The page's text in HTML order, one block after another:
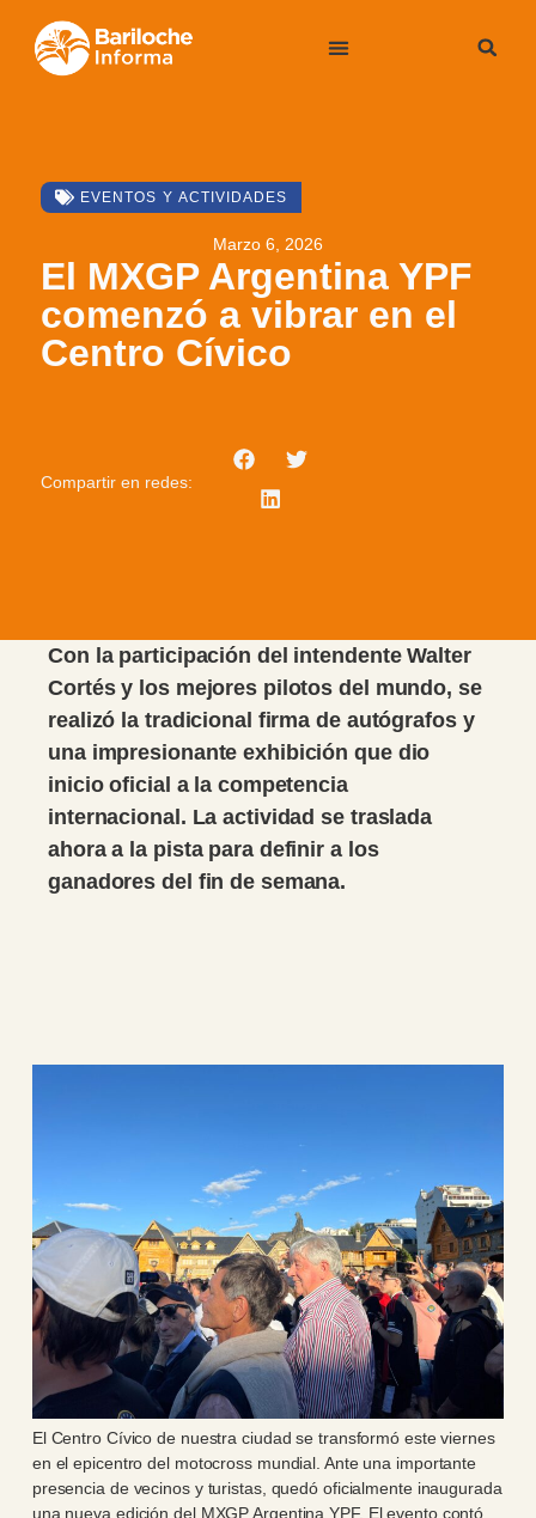
EVENTOS Y ACTIVIDADES
Marzo 6, 2026
El MXGP Argentina YPF
comenzó a vibrar en el
Centro Cívico
Compartir en redes:
Con la participación del intendente Walter
Cortés y los mejores pilotos del mundo, se
realizó la tradicional firma de autógrafos y
una impresionante exhibición que dio
inicio oficial a la competencia
internacional. La actividad se traslada
ahora a la pista para definir a los
ganadores del fin de semana.
El Centro Cívico de nuestra ciudad se transformó este viernes
en el epicentro del motocross mundial. Ante una importante
presencia de vecinos y turistas, quedó oficialmente inaugurada
una nueva edición del MXGP Argentina YPF. El evento contó